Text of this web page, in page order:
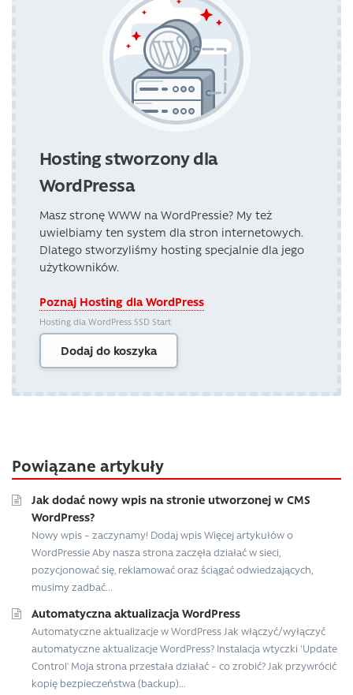
Hosting stworzony dla
WordPressa
Masz stronę WWW na WordPressie? My też
uwielbiamy ten system dla stron internetowych.
Dlatego stworzyliśmy hosting specjalnie dla jego
użytkowników.
Poznaj Hosting dla WordPress
Hosting dla WordPress SSD Start
Dodaj do koszyka
Powiązane artykuły
Jak dodać nowy wpis na stronie utworzonej w CMS
WordPress?
Nowy wpis – zaczynamy! Dodaj wpis Więcej artykułów o
WordPressie Aby nasza strona zaczęła działać w sieci,
pozycjonować się, reklamować oraz ściągać odwiedzających,
musimy zadbać...
Automatyczna aktualizacja WordPress
Automatyczne aktualizacje w WordPress Jak włączyć/wyłączyć
automatyczne aktualizacje WordPress? Instalacja wtyczki 'Update
Control’ Moja strona przestała działać – co zrobić? Jak przywrócić
kopię bezpieczeństwa (backup)...